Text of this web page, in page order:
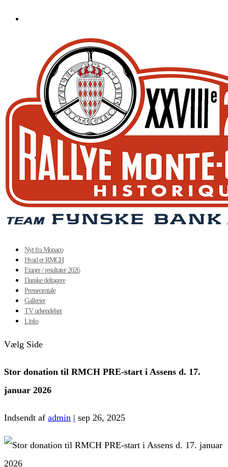
Nyt fra Monaco
Hvad er RMCH
Etaper / resultater 2026
Danske deltagere
Presseomtale
Gallerier
TV udsendelser
Links
Vælg Side
Stor donation til RMCH PRE-start i Assens d. 17.
januar 2026
Indsendt af admin | sep 26, 2025